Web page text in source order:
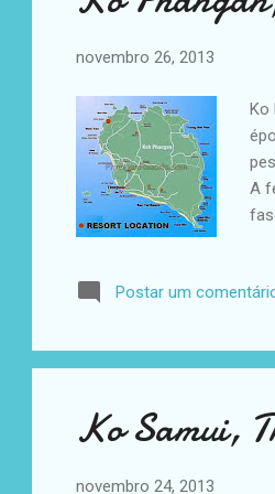
novembro 26, 2013
Ko
A
Postar um
Ko Samui,
novembro 24, 2013